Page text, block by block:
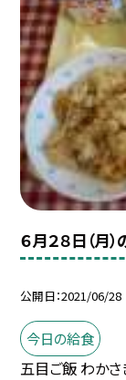
６月２８日（月
公開日 2021/06/28
今日の給食
五目ご飯 わかさ